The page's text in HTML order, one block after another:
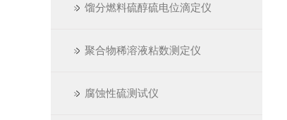
馏分燃料硫醇硫电位滴定仪
聚合物稀溶液粘数测定仪
腐蚀性硫测试仪